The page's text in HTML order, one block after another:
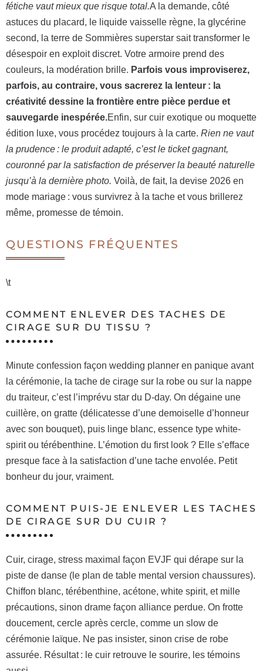
fétiche vaut mieux que risque total.A la demande, côté
astuces du placard, le liquide vaisselle règne, la glycérine
second, la terre de Sommières superstar sait transformer le
désespoir en exploit discret. Votre armoire prend des
couleurs, la modération brille. Parfois vous improviserez,
parfois, au contraire, vous sacrerez la lenteur : la
créativité dessine la frontière entre pièce perdue et
sauvegarde inespérée.Enfin, sur cuir exotique ou moquette
édition luxe, vous procédez toujours à la carte. Rien ne vaut
la prudence : le produit adapté, c’est le ticket gagnant,
couronné par la satisfaction de préserver la beauté naturelle
jusqu’à la dernière photo. Voilà, de fait, la devise 2026 en
mode mariage : vous survivrez à la tache et vous brillerez
même, promesse de témoin.
QUESTIONS FRÉQUENTES
\t
COMMENT ENLEVER DES TACHES DE
CIRAGE SUR DU TISSU ?
Minute confession façon wedding planner en panique avant
la cérémonie, la tache de cirage sur la robe ou sur la nappe
du traiteur, c’est l’imprévu star du D-day. On dégaine une
cuillère, on gratte (délicatesse d’une demoiselle d’honneur
avec son bouquet), puis linge blanc, essence type white-
spirit ou térébenthine. L’émotion du first look ? Elle s’efface
presque face à la satisfaction d’une tache envolée. Petit
bonheur du jour, vraiment.
COMMENT PUIS-JE ENLEVER LES TACHES
DE CIRAGE SUR DU CUIR ?
Cuir, cirage, stress maximal façon EVJF qui dérape sur la
piste de danse (le plan de table mental version chaussures).
Chiffon blanc, térébenthine, acétone, white spirit, et mille
précautions, sinon drame façon alliance perdue. On frotte
doucement, cercle après cercle, comme un slow de
cérémonie laïque. Ne pas insister, sinon crise de robe
assurée. Résultat : le cuir retrouve le sourire, les témoins